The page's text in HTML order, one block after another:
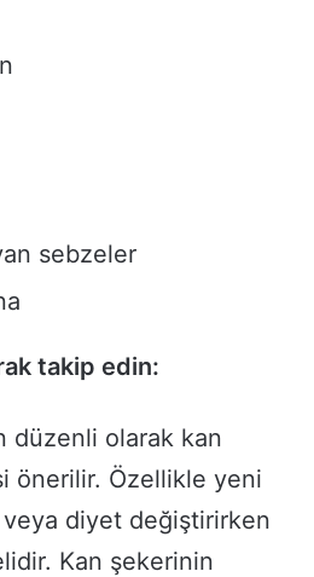
sebzeler
takip edin:
düzenli olarak kan
önerilir. Özellikle yeni
diyet değiştirirken
Kan şekerinin